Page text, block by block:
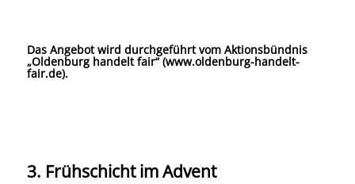
Das Angebot wird durchgeführt vom Aktionsbündnis
„Oldenburg handelt fair“ (www.oldenburg-handelt-
fair.de).
3. Frühschicht im Advent